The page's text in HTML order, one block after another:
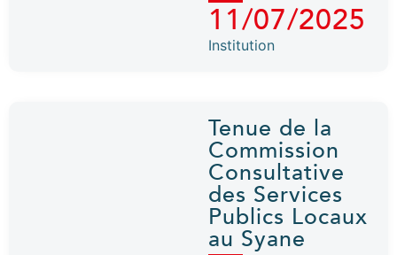
11/07/2025
Institution
Tenue de la
Commission
Consultative
des Services
Publics Locaux
au Syane